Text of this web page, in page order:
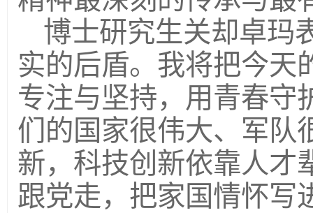
博士研究生关却卓玛
实的后盾。我将把今天
专注与坚持，用青春守
们的国家很伟大、军队
新，科技创新依靠人才
跟党走，把家国情怀写